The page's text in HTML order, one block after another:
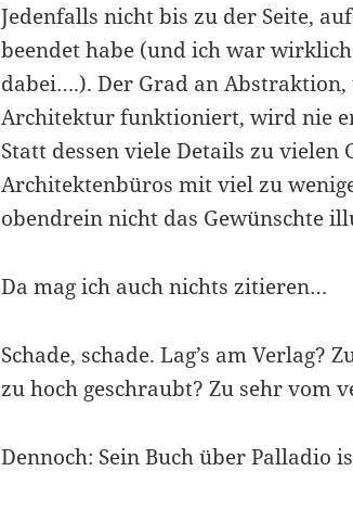
Jedenfalls nicht bis zu der Seite,
beendet habe (und ich war
dabei….). Der Grad an
Architektur funktioniert, wird nie
Statt dessen viele Details zu vielen
Architektenbüros mit viel zu
obendrein nicht das Gewünschte
Da mag ich auch nichts zitieren…
Schade, schade. Lag’s am Verlag?
zu hoch geschraubt? Zu sehr vom
Dennoch: Sein Buch über Palladio